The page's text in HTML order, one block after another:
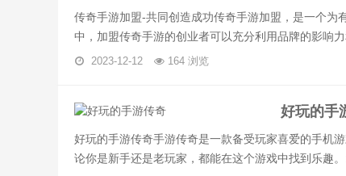
传奇手游加盟-共同创造成功传奇手游加盟，是一个为
中，加盟传奇手游的创业者可以充分利用品牌的影响力
2023-12-12 164 浏览
好玩的手
好玩的手游传奇手游传奇是一款备受玩家喜爱的手机
论你是新手还是老玩家，都能在这个游戏中找到乐趣。